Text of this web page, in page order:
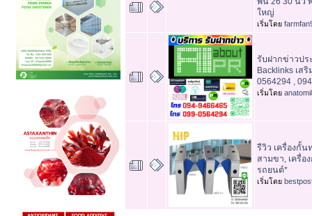
ใหญ่
เริ่มโดย
รับฝากข่าวป
Backlinks เส
0564294 ,
เริ่มโดย
รีวิว เครื่องกั้น
สามขา, เครื่อ
รถยนต์*
เริ่มโดย